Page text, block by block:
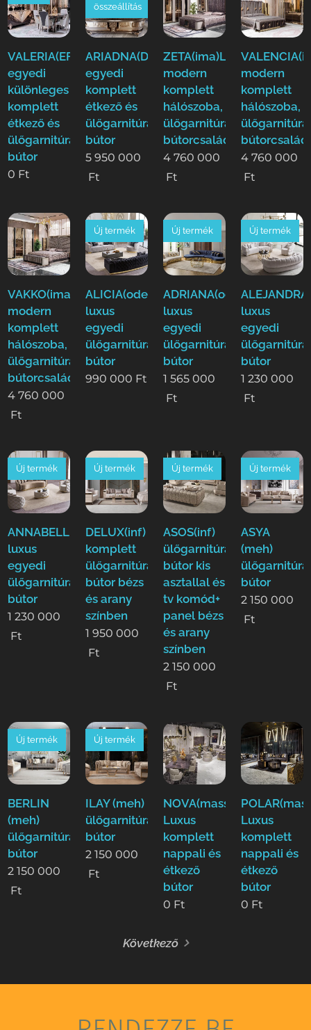
VALERIA(EFE)Luxus
egyedi
különleges
komplett
étkező és
ülőgarnitúra
bútor
0 Ft
ARIADNA(Duy)Luxus
egyedi
komplett
étkező és
ülőgarnitúra
bútor
összeállítás
5 950 000
Ft
ZETA(ima)Luxus
modern
komplett
hálószoba,
ülőgarnitúra,étkező
bútorcsalád!
4 760 000
Ft
modern
komplett
hálószoba,
bútorcsalád!
4 760 000
Ft
VAKKO(ima)Luxus
modern
komplett
hálószoba,
ülőgarnitúra,étkező
bútorcsalád!
4 760 000
Ft
ALICIA(ode)
luxus
egyedi
ülőgarnitúra
bútor
Új termék
990 000 Ft
ADRIANA(ode)
luxus
egyedi
ülőgarnitúra
bútor
Új termék
1 565 000
Ft
luxus
egyedi
ülőgarnitúra
bútor
Új termék
1 230 000
Ft
ANNABELLE(ode)
luxus
egyedi
ülőgarnitúra
bútor
Új termék
1 230 000
Ft
DELUX(inf)
komplett
ülőgarnitúra
bútor bézs
és arany
színben
Új termék
1 950 000
Ft
ASOS(inf)
ülőgarnitúra
bútor kis
asztallal és
tv komód+
panel bézs
és arany
színben
Új termék
2 150 000
Ft
ASYA
(meh)
ülőgarnitúra
bútor
Új termék
2 150 000
Ft
BERLIN
(meh)
ülőgarnitúra
bútor
Új termék
2 150 000
Ft
ILAY (meh)
ülőgarnitúra
bútor
Új termék
2 150 000
Ft
NOVA(mass)
Luxus
komplett
nappali és
étkező
bútor
0 Ft
Luxus
komplett
nappali és
étkező
bútor
0 Ft
Következő